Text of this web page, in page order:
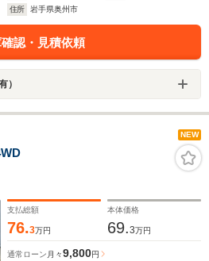
住所
岩手県奥州市
認・見積依頼
）
NEW
支払総額
76.3万円
本体価格
69.3万円
通常ローン 月々9,800円